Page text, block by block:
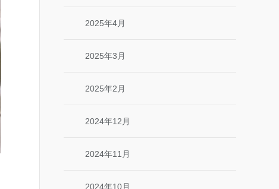
2025年4月
2025年3月
2025年2月
2024年12月
2024年11月
2024年10月